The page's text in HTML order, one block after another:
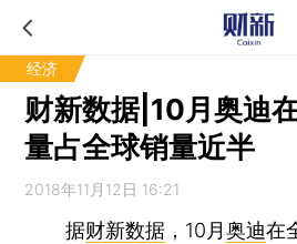
经济
财新数据|10月奥迪
量占全球销量近半
2018年11月12日 16:21
据财新数据，10月奥迪在